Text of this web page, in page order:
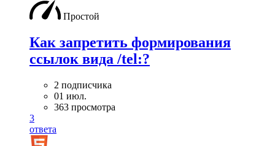
Простой
Как запретить формирования
ссылок вида /tel:?
2 подписчика
01 июл.
363 просмотра
3
ответа